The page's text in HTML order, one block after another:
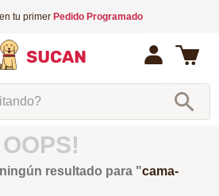
tu primer Pedido Programado
OOPS!
resultado para "cama-